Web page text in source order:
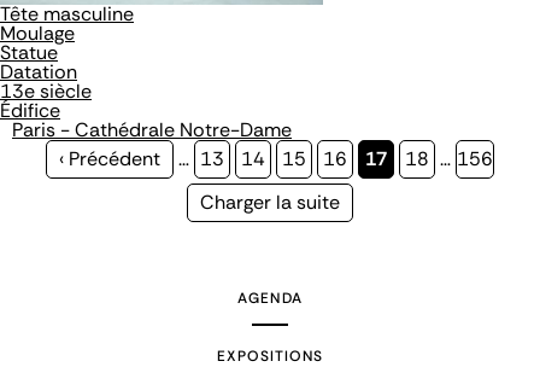
Tête masculine
Moulage
Statue
Datation
13e siècle
Édifice
Paris - Cathédrale Notre-Dame
Page
‹ Précédent … Page
13 Page
14 Page
15 Page
16
Page
17 Page
18 … Page
156
Page
Charger la suite
AGENDA
EXPOSITIONS